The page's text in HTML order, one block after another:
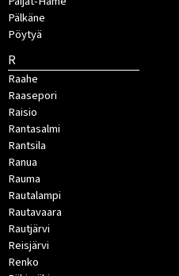
Pälkäne
Pöytyä
R
Raahe
Raasepori
Raisio
Rantasalmi
Rantsila
Ranua
Rauma
Rautalampi
Rautavaara
Rautjärvi
Reisjärvi
Renko